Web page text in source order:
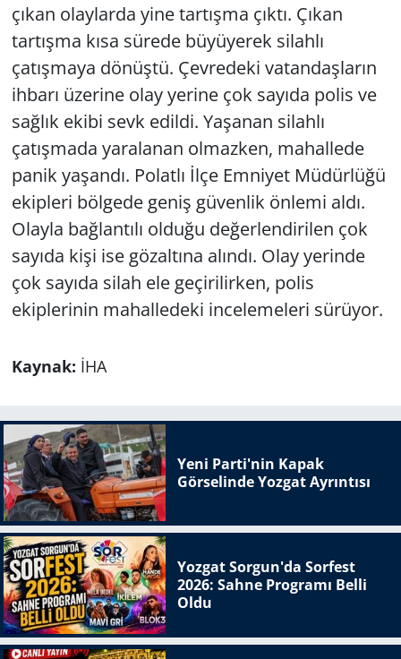
çıkan olaylarda yine tartışma çıktı. Çıkan
tartışma kısa sürede büyüyerek silahlı
çatışmaya dönüştü. Çevredeki vatandaşların
ihbarı üzerine olay yerine çok sayıda polis ve
sağlık ekibi sevk edildi. Yaşanan silahlı
çatışmada yaralanan olmazken, mahallede
panik yaşandı. Polatlı İlçe Emniyet Müdürlüğü
ekipleri bölgede geniş güvenlik önlemi aldı.
Olayla bağlantılı olduğu değerlendirilen çok
sayıda kişi ise gözaltına alındı. Olay yerinde
çok sayıda silah ele geçirilirken, polis
ekiplerinin mahalledeki incelemeleri sürüyor.
Kaynak: İHA
Yeni Parti'nin Kapak
Görselinde Yozgat Ayrıntısı
Yozgat Sorgun'da Sorfest
2026: Sahne Programı Belli
Oldu